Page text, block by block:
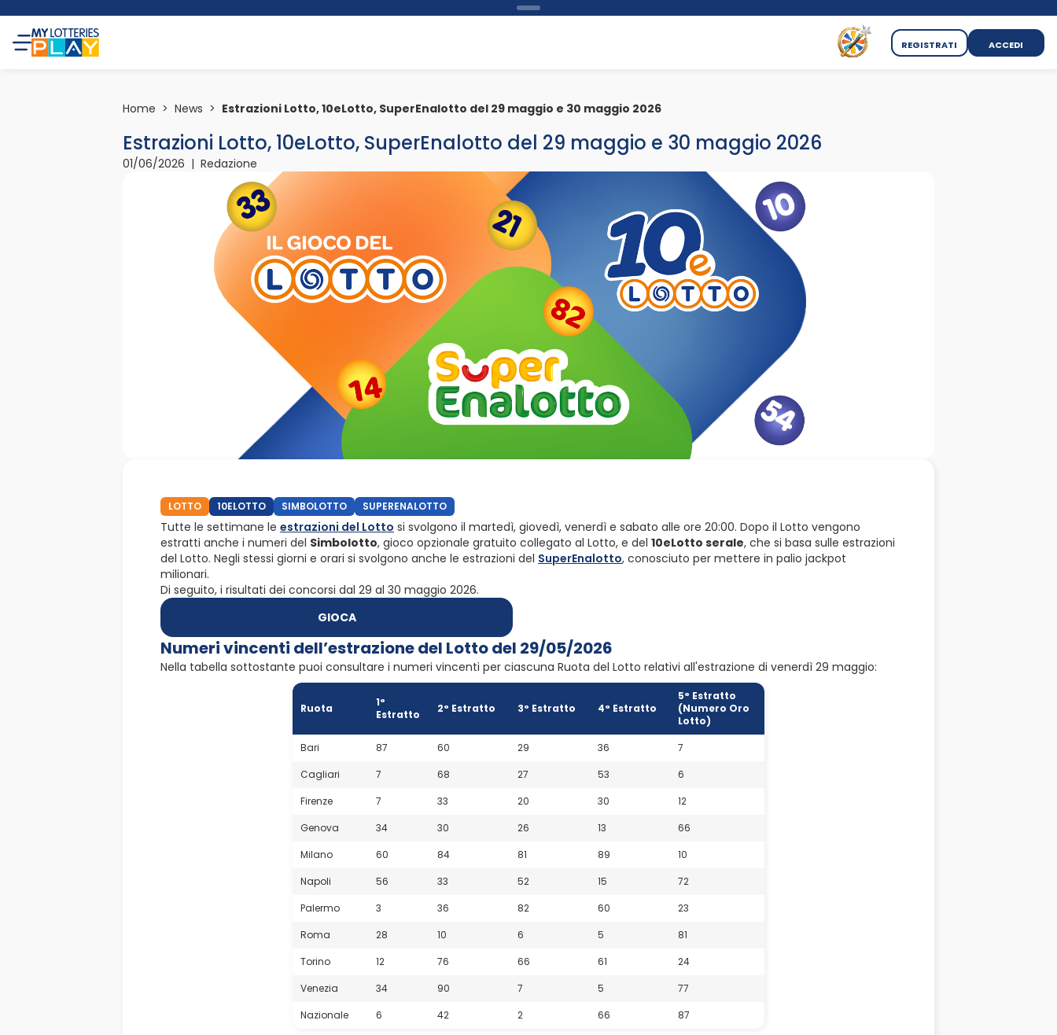
REGISTRATI ACCEDI
Home > News > Estrazioni Lotto, 10eLotto, SuperEnalotto del 29 maggio e 30 maggio 2026
Estrazioni Lotto, 10eLotto, SuperEnalotto del 29 maggio e 30 maggio 2026
01/06/2026 | Redazione
LOTTO 10ELOTTO SIMBOLOTTO SUPERENALOTTO
Tutte le settimane le estrazioni del Lotto si svolgono il martedì, giovedì, venerdì e sabato alle ore 20:00. Dopo il Lotto vengono
estratti anche i numeri del Simbolotto, gioco opzionale gratuito collegato al Lotto, e del 10eLotto serale, che si basa sulle estrazioni
del Lotto. Negli stessi giorni e orari si svolgono anche le estrazioni del SuperEnalotto, conosciuto per mettere in palio jackpot
milionari.
Di seguito, i risultati dei concorsi dal 29 al 30 maggio 2026.
GIOCA
Numeri vincenti dell’estrazione del Lotto del 29/05/2026
Nella tabella sottostante puoi consultare i numeri vincenti per ciascuna Ruota del Lotto relativi all'estrazione di venerdì 29 maggio:
Ruota
1°
Estratto
2° Estratto 3° Estratto 4° Estratto
5° Estratto
(Numero Oro
Lotto)
Bari
87 60 29 36
7
Cagliari
7 68 27 53
6
Firenze
7 33 20 30
12
Genova
34 30 26 13
66
Milano
60 84 81 89
10
Napoli
56 33 52 15
72
Palermo
3 36 82 60
23
Roma
28 10 6 5
81
Torino
12 76 66 61
24
Venezia
34 90 7 5
77
Nazionale
6 42 2 66 87